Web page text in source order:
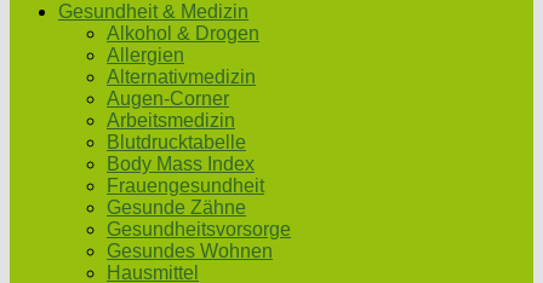
Gesundheit & Medizin
Alkohol & Drogen
Allergien
Alternativmedizin
Augen-Corner
Arbeitsmedizin
Blutdrucktabelle
Body Mass Index
Frauengesundheit
Gesunde Zähne
Gesundheitsvorsorge
Gesundes Wohnen
Hausmittel